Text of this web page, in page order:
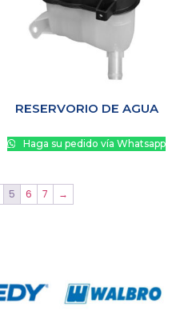
RESERVORIO DE AGUA
Haga su pedido vía Whatsapp
5 6 7 →